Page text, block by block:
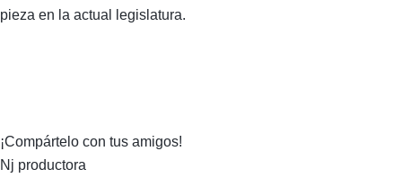
pieza en la actual legislatura.
¡Compártelo con tus amigos!
Nj productora